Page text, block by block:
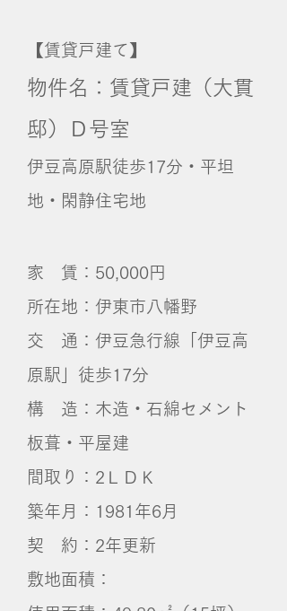
【賃貸戸建て】
物件名：賃貸戸建 （大貫
邸）
Ｄ号室
​伊豆高原駅徒歩17分・平坦
地・閑静住宅地
家 賃：50,000円
所在地：伊東市八幡野
交 通：伊豆急行線「伊豆高
原駅」徒歩17分
構 造：木造・石綿セメント
板葺・平屋建
間取り：2ＬＤＫ
築年月：1981年6月
契 約：2年更新
敷地面積：